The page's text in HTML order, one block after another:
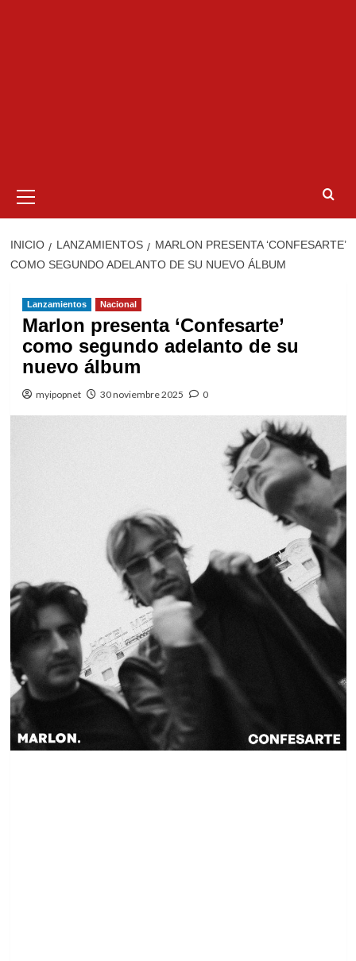
primario
INICIO LANZAMIENTOS
MARLON PRESENTA ‘CONFESARTE’
COMO SEGUNDO ADELANTO DE SU NUEVO ÁLBUM
Lanzamientos Nacional
Marlon presenta ‘Confesarte’
como segundo adelanto de su
nuevo álbum
myipopnet 30 noviembre 2025 0